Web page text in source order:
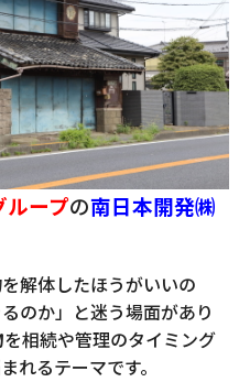
ループの南日本開発㈱
解体したほうがいいの
のか」と迷う場面があり
を相続や管理のタイミング
れるテーマです。